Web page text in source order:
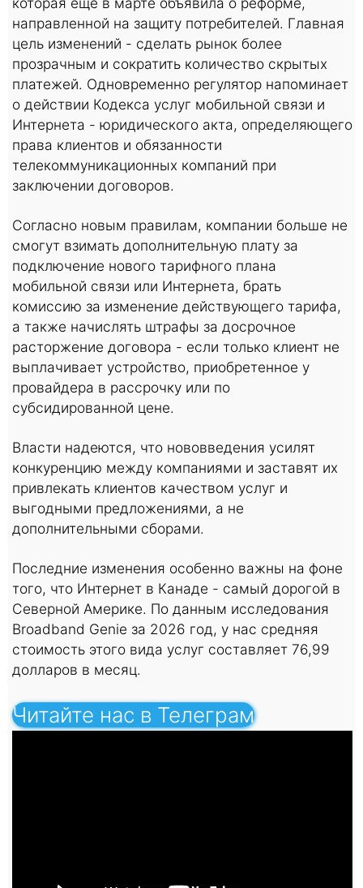
направленной на защиту потребителей. Главная
цель изменений - сделать рынок более
прозрачным и сократить количество скрытых
платежей. Одновременно регулятор напоминает
о действии Кодекса услуг мобильной связи и
Интернета - юридического акта, определяющего
права клиентов и обязанности
телекоммуникационных компаний при
заключении договоров.
Согласно новым правилам, компании больше не
смогут взимать дополнительную плату за
подключение нового тарифного плана
мобильной связи или Интернета, брать
комиссию за изменение действующего тарифа,
а также начислять штрафы за досрочное
расторжение договора - если только клиент не
выплачивает устройство, приобретенное у
провайдера в рассрочку или по
субсидированной цене.
Власти надеются, что нововведения усилят
конкуренцию между компаниями и заставят их
привлекать клиентов качеством услуг и
выгодными предложениями, а не
дополнительными сборами.
Последние изменения особенно важны на фоне
того, что Интернет в Канаде - самый дорогой в
Северной Америке. По данным исследования
Broadband Genie за 2026 год, у нас средняя
стоимость этого вида услуг составляет 76,99
долларов в месяц.
Читайте нас в Телеграм